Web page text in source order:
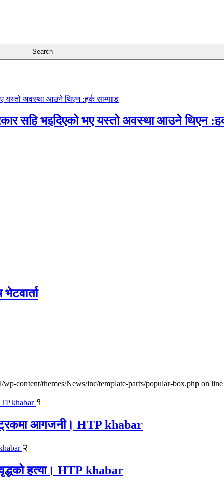
सहि भइदिएको भए यस्तो अवस्था आउने थिएन
content/themes/News/inc/template-parts/popular-box.php on
१
ट्रकमा आगजनी। HTP khabar
२
वृद्धको हत्या। HTP khabar